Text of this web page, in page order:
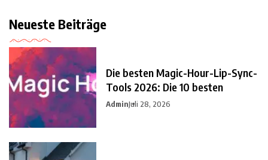
Neueste Beiträge
Die besten Magic-Hour-Lip-Sync-
Tools 2026: Die 10 besten
AdminJuli 28, 2026